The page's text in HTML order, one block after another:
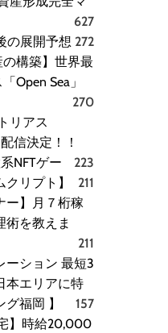
627
の展開予想 272
の構築】世界最
Open Sea」
270
リアス
信決定！！
223
NFTゲー
リプト】
211
ー】月７桁稼
術を教えま
211
ーション 最短3
本エリアに特
福岡 】
157
】時給20,000